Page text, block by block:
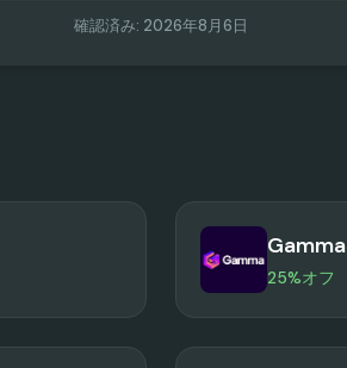
確認済み: 2026年8月6日
Gamma
25%オフ